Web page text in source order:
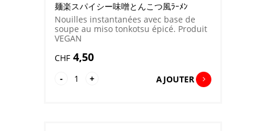
麺楽スパイシー味噌とんこつ風ﾗｰﾒﾝ
Nouilles instantanées avec base de
soupe au miso tonkotsu épicé. Produit
VEGAN
CHF 4,50
-
quantité
+ AJOUTER